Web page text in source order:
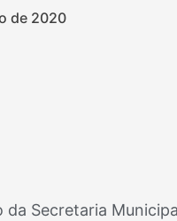
de 2020
Secretaria